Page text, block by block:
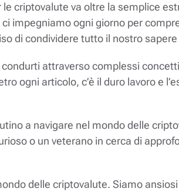
criptovalute va oltre la semplice
impegniamo ogni giorno per
di condividere tutto il nostro
attraverso complessi
ogni articolo, c’è il duro lavoro e
a navigare nel mondo delle
o un veterano in cerca di
delle criptovalute. Siamo